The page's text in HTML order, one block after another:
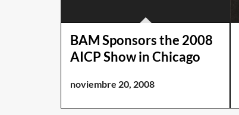
BAM Sponsors the 2008
AICP Show in Chicago
noviembre 20, 2008